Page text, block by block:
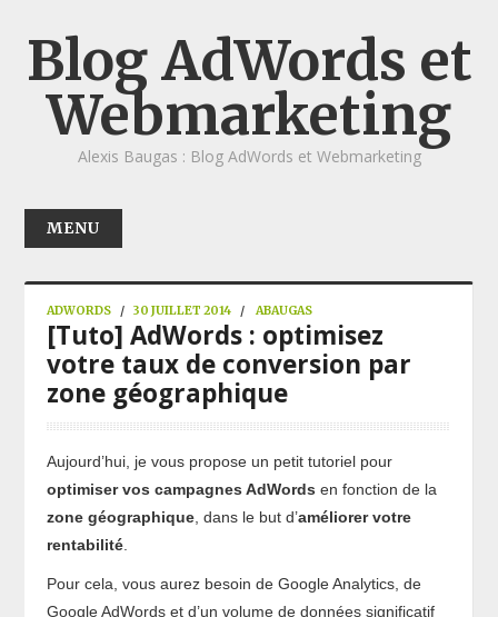
Blog AdWords et
Webmarketing
Alexis Baugas : Blog AdWords et Webmarketing
MENU
ADWORDS
E-COMMERCE
AUTRE
CONTACT
À PROPOS
ADWORDS / 30 JUILLET 2014 / ABAUGAS
[Tuto] AdWords : optimisez
votre taux de conversion par
zone géographique
Aujourd’hui, je vous propose un petit tutoriel pour
optimiser vos campagnes AdWords en fonction de la
zone géographique , dans le but d’améliorer votre
rentabilité
Pour cela, vous aurez besoin de Google Analytics, de
Google AdWords et d’un volume de données significatif